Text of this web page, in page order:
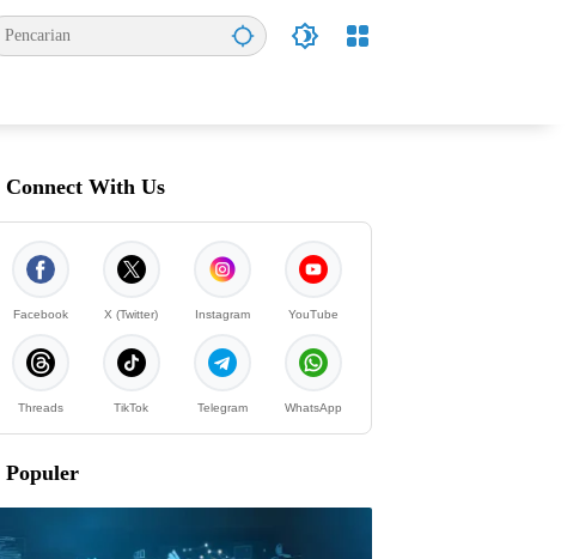
Connect With Us
Facebook X (Twitter) Instagram YouTube
Threads TikTok Telegram WhatsApp
Populer